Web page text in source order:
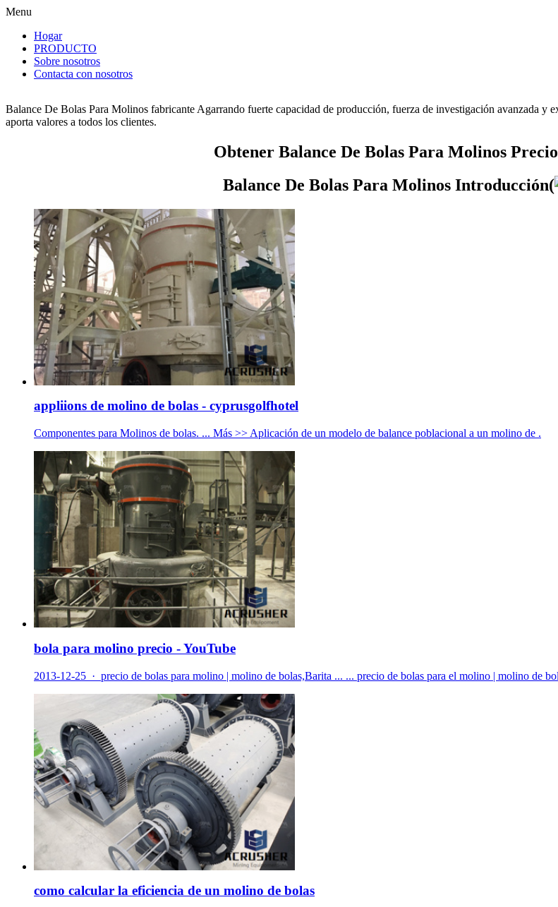
Menu
Hogar
PRODUCTO
Sobre nosotros
Contacta con nosotros
Balance De Bolas Para Molinos fabricante Agarrando fuerte capacidad de producción, fuerza de investigación avanzada
aporta valores a todos los clientes.
Obtener Balance De Bolas Para Molinos
Balance De Bolas Para Molinos Introducción(
appliions de molino de bolas - cyprusgolfhotel
Componentes para Molinos de bolas. ... Más >> Aplicación de un modelo de balance poblacional a un molino de .
bola para molino precio - YouTube
2013-12-25 · precio de bolas para molino | molino de bolas,Barita ... ... precio de bolas para el molino | molino de
como calcular la eficiencia de un molino de bolas